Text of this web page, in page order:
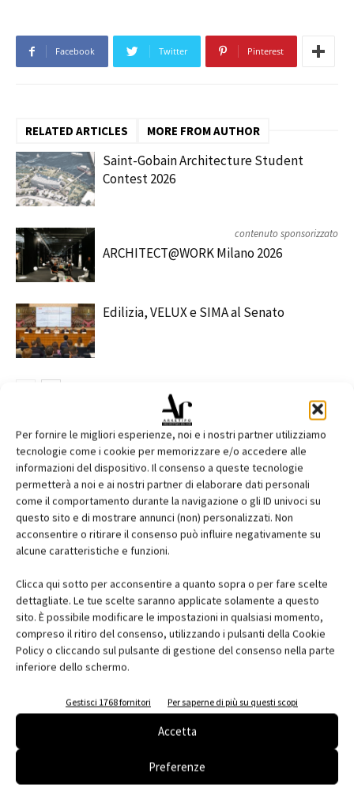
Per fornire le migliori esperienze, noi e i nostri partner utilizziamo
tecnologie come i cookie per memorizzare e/o accedere alle
informazioni del dispositivo. Il consenso a queste tecnologie
permetterà a noi e ai nostri partner di elaborare dati personali
come il comportamento durante la navigazione o gli ID univoci su
questo sito e di mostrare annunci (non) personalizzati. Non
acconsentire o ritirare il consenso può influire negativamente su
alcune caratteristiche e funzioni.
Clicca qui sotto per acconsentire a quanto sopra o per fare scelte
dettagliate. Le tue scelte saranno applicate solamente a questo
sito. È possibile modificare le impostazioni in qualsiasi momento,
compreso il ritiro del consenso, utilizzando i pulsanti della Cookie
Policy o cliccando sul pulsante di gestione del consenso nella parte
inferiore dello schermo.
Gestisci 1768 fornitori Per saperne di più su questi scopi
Accetta
Preferenze
Facebook Twitter Pinterest
RELATED ARTICLES MORE FROM AUTHOR
Saint-Gobain Architecture Student
Contest 2026
contenuto sponsorizzato
ARCHITECT@WORK Milano 2026
Edilizia, VELUX e SIMA al Senato
EDICOLA